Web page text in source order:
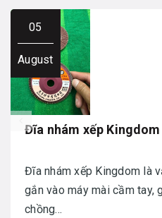
05
August
Đĩa nhám xếp Kingdom
Đĩa nhám xếp Kingdom là
gắn vào máy mài cầm tay,
chồng...